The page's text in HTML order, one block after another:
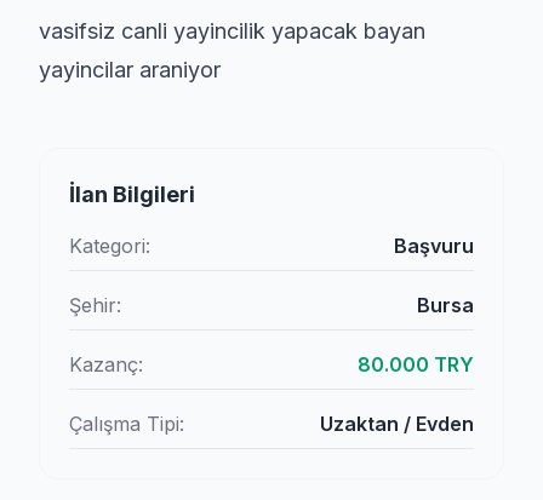
vasifsiz canli yayincilik yapacak bayan
yayincilar araniyor
İlan Bilgileri
Kategori: Başvuru
Şehir: Bursa
Kazanç: 80.000 TRY
Çalışma Tipi: Uzaktan / Evden